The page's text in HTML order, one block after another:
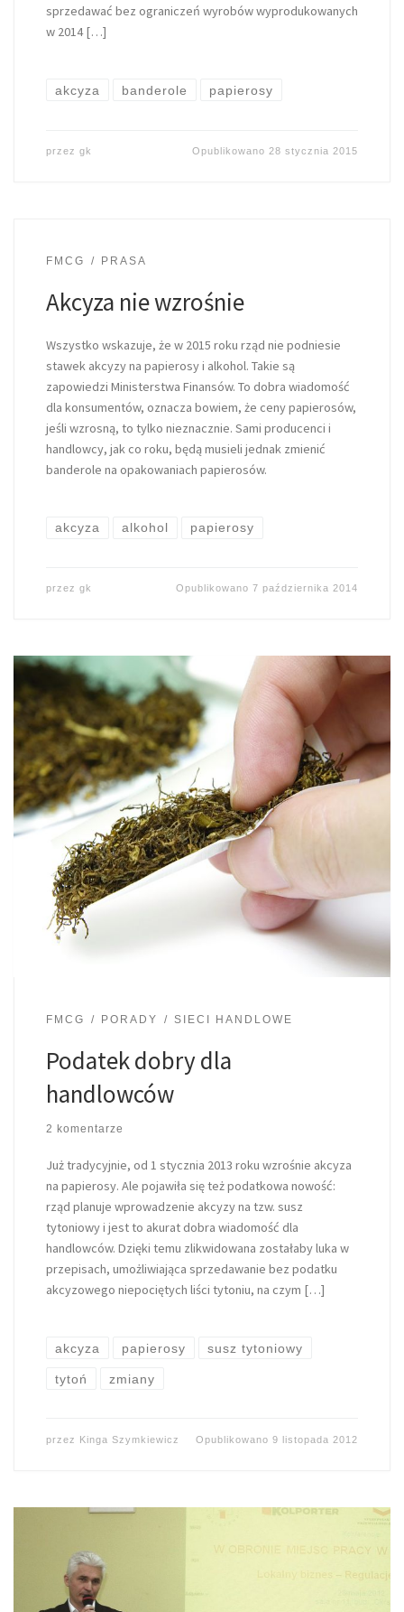
sprzedawać bez ograniczeń wyrobów wyprodukowanych
w 2014 […]
akcyza banderole papierosy
przez gk Opublikowano 28 stycznia 2015
FMCG PRASA
Akcyza nie wzrośnie
Wszystko wskazuje, że w 2015 roku rząd nie podniesie
stawek akcyzy na papierosy i alkohol. Takie są
zapowiedzi Ministerstwa Finansów. To dobra wiadomość
dla konsumentów, oznacza bowiem, że ceny papierosów,
jeśli wzrosną, to tylko nieznacznie. Sami producenci i
handlowcy, jak co roku, będą musieli jednak zmienić
banderole na opakowaniach papierosów.
akcyza alkohol papierosy
przez gk Opublikowano7 października 2014
FMCG PORADY SIECI HANDLOWE
Podatek dobry dla
handlowców
2 komentarze
Już tradycyjnie, od 1 stycznia 2013 roku wzrośnie akcyza
na papierosy. Ale pojawiła się też podatkowa nowość:
rząd planuje wprowadzenie akcyzy na tzw. susz
tytoniowy i jest to akurat dobra wiadomość dla
handlowców. Dzięki temu zlikwidowana zostałaby luka w
przepisach, umożliwiająca sprzedawanie bez podatku
akcyzowego niepociętych liści tytoniu, na czym […]
akcyza papierosy susz tytoniowy
tytoń zmiany
przez Kinga Szymkiewicz Opublikowano9 listopada 2012